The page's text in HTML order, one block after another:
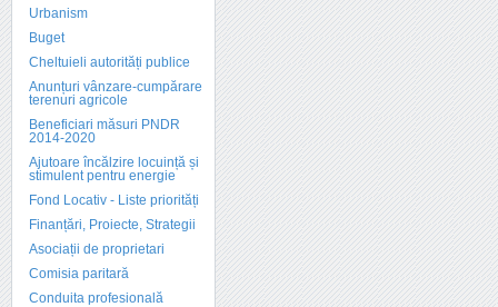
Urbanism
Buget
Cheltuieli autorități publice
Anunțuri vânzare-cumpărare
terenuri agricole
Beneficiari măsuri PNDR
2014-2020
Ajutoare încălzire locuință și
stimulent pentru energie
Fond Locativ - Liste priorități
Finanțări, Proiecte, Strategii
Asociații de proprietari
Comisia paritară
Conduita profesională